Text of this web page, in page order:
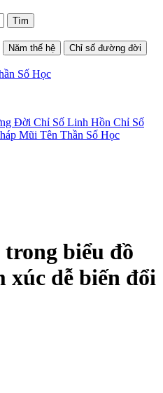
Tìm
Năm thế hệ
Chỉ số đường đời
Số Học
Đời Chỉ Số Linh Hồn Chỉ Số
Mũi Tên Thần Số Học
trong biểu đồ
xúc dễ biến đổi